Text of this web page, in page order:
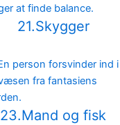
21.Skygger
23.Mand og fisk